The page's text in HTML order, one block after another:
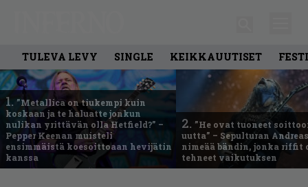
TULEVA LEVY SINGLE KEIKKAUUTISET
1. ”Metallica on tiukempi kuin
koskaan ja te haluatte jonkun
nulikan yrittävän olla Hetfield?” –
Pepper Keenan muisteli
ensimmäistä koesoittoaan hevijätin
kanssa
2. ”He ovat tuoneet
uutta” – Sepulturan
nimeää bändin, jonka riffit
tehneet vaikutuksen